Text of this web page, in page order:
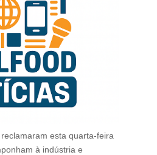
esta quarta-feira
à indústria e